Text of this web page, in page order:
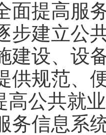
面提高服
步建立公
建设、设
供规范、
高公共就
务信息系